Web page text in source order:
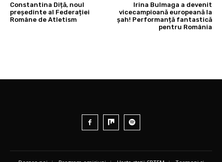
Constantina Diță, noul
președinte al Federației
Române de Atletism
Irina Bulmaga a devenit
vicecampioană europeană la
șah! Performanță fantastică
pentru România